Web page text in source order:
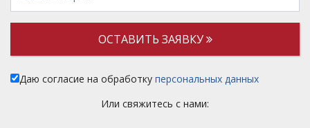
ОСТАВИТЬ ЗАЯВКУ
Даю согласие на обработку персональных данных
Или свяжитесь с нами: